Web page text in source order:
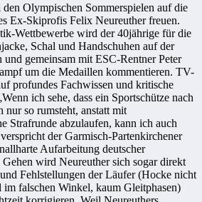
Olympischen Sommerspielen auf die
Ex-Skiprofis Felix Neureuther freuen.
Wettbewerbe wird der 40jährige für die
Schal und Handschuhen auf der
gemeinsam mit ESC-Rentner Peter
um die Medaillen kommentieren. TV-
profundes Fachwissen und kritische
ich sehe, dass ein Sportschütze nach
nur so rumsteht, anstatt mit
Strafrunde abzulaufen, kann ich auch
der Garmisch-Partenkirchener
Aufarbeitung deutscher
wird Neureuther sich sogar direkt
Fehlstellungen der Läufer (Hocke nicht
im falschen Winkel, kaum Gleitphasen)